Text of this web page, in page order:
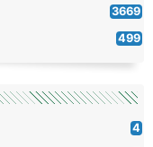
3669
499
4